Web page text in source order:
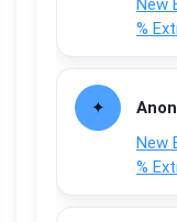
New
%
New
%